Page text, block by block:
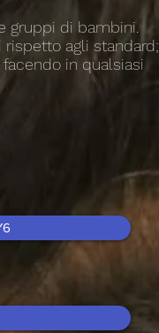
gruppi di bambini.
agli standard;
in qualsiasi